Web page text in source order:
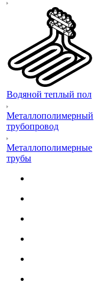
Водяной теплый пол
Металлополимерный
трубопровод
Металлополимерные
трубы